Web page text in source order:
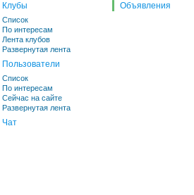
Клубы
Список
По интересам
Лента клубов
Развернутая лента
Пользователи
Список
По интересам
Сейчас на сайте
Развернутая лента
Чат
Объявления